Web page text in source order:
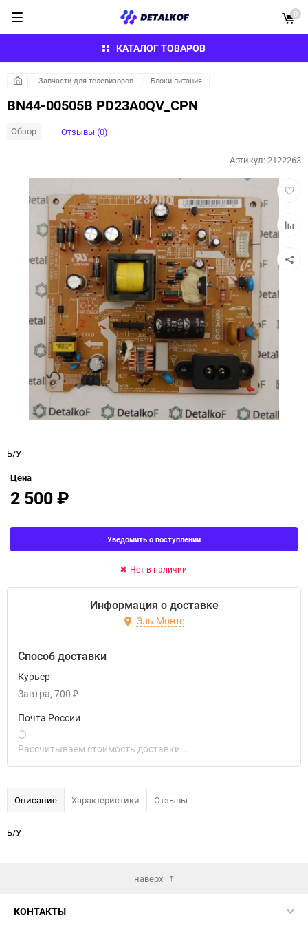
КАТАЛОГ ТОВАРОВ
0
Запчасти для телевизоров Блоки питания
BN44-00505B PD23A0QV_CPN
Обзор Отзывы (0)
в
к
Артикул:2122263
Б/У
Цена
2 500₽
Уведомить о поступлении
Нет в наличии
Информация о доставке
Эль-Монте
Способ доставки
Курьер
Завтра 700 ₽
Почта России
Рассчитываем стоимость доставки...
Описание Характеристики Отзывы
Б/У
наверх
КОНТАКТЫ